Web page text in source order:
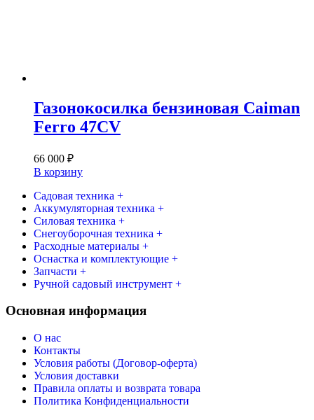
Газонокосилка бензиновая Caiman
Ferro 47CV
66 000 ₽
В корзину
Садовая техника +
Аккумуляторная техника +
Силовая техника +
Снегоуборочная техника +
Расходные материалы +
Оснастка и комплектующие +
Запчасти +
Ручной садовый инструмент +
Основная информация
О нас
Контакты
Условия работы (Договор-оферта)
Условия доставки
Правила оплаты и возврата товара
Политика Конфиденциальности